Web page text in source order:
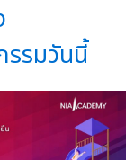
รมวันนี้